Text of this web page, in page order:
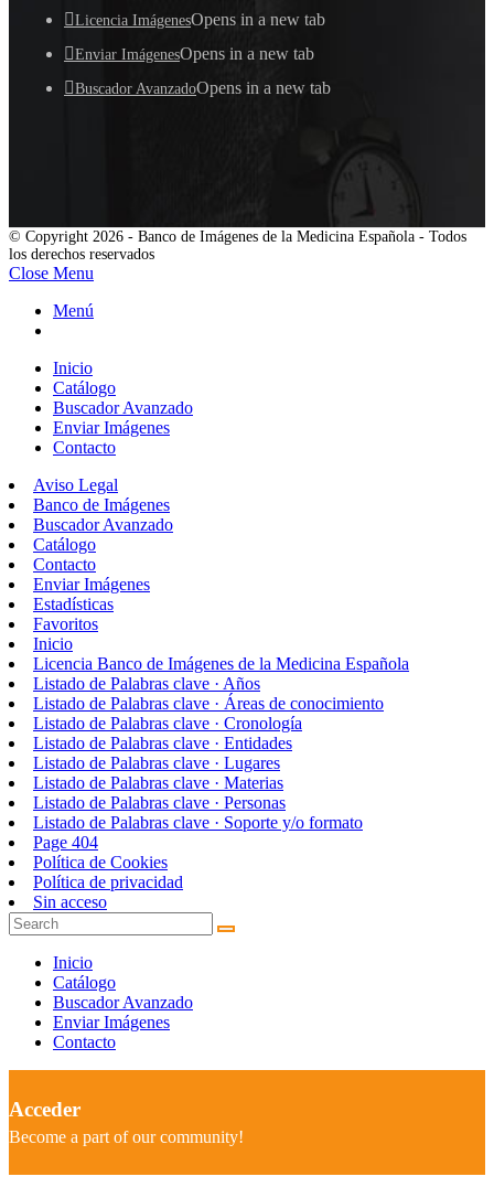
Licencia ImágenesOpens in a new tab
Enviar ImágenesOpens in a new tab
Buscador AvanzadoOpens in a new tab
© Copyright 2026 - Banco de Imágenes de la Medicina Española - Todos
los derechos reservados
Close Menu
Menú
Inicio
Catálogo
Buscador Avanzado
Enviar Imágenes
Contacto
Aviso Legal
Banco de Imágenes
Buscador Avanzado
Catálogo
Contacto
Enviar Imágenes
Estadísticas
Favoritos
Inicio
Licencia Banco de Imágenes de la Medicina Española
Listado de Palabras clave · Años
Listado de Palabras clave · Áreas de conocimiento
Listado de Palabras clave · Cronología
Listado de Palabras clave · Entidades
Listado de Palabras clave · Lugares
Listado de Palabras clave · Materias
Listado de Palabras clave · Personas
Listado de Palabras clave · Soporte y/o formato
Page 404
Política de Cookies
Política de privacidad
Sin acceso
Inicio
Catálogo
Buscador Avanzado
Enviar Imágenes
Contacto
Acceder
Become a part of our community!